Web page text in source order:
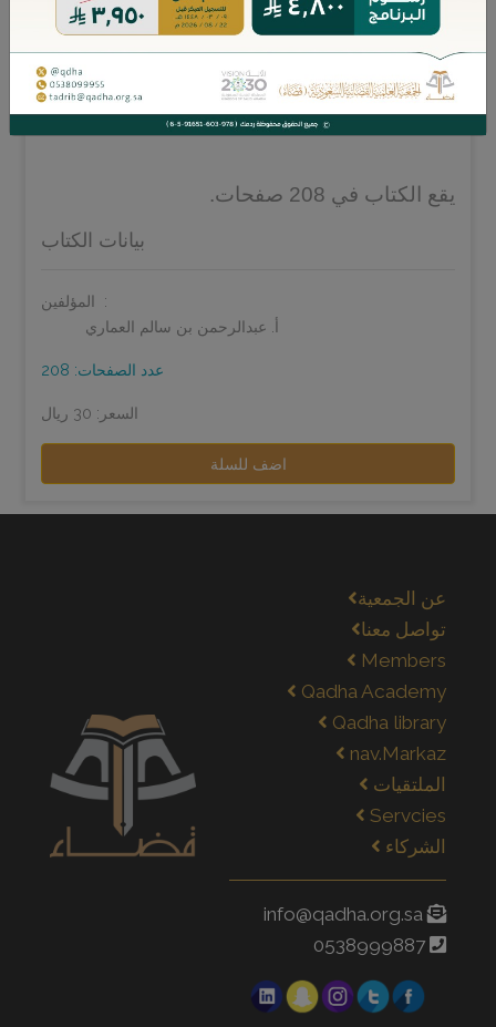
فبيّن الباحث الحاجة إليها، وما يترتب عليها من
أحكام تتعلق بالمفلس وحقوق الغرماء، مع إدراج
التطبيقات القضائية والتنظيمية ذات الصلة
بموضوع البحث.
يقع الكتاب في 208 صفحات.
بيانات الكتاب
المؤلفين:
أ. عبدالرحمن بن سالم العماري
عدد الصفحات: 208
السعر: 30 ريال
اضف للسلة
عن الجمعية
تواصل معنا
Members
Qadha Academy
Qadha library
nav.Markaz
الملتقيات
Servcies
الشركاء
info@qadha.org.sa
0538999887